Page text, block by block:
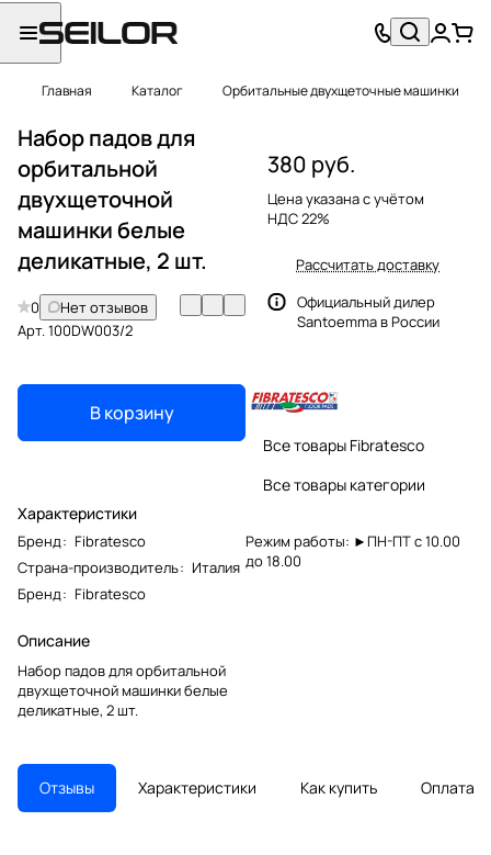
Главная Каталог Орбитальные двухщеточные машинки
Набор падов для
орбитальной
двухщеточной
машинки белые
деликатные, 2 шт.
0
Нет отзывов
Арт.100DW003/2
В корзину
Характеристики
Бренд: Fibratesco
Страна-производитель: Италия
Бренд: Fibratesco
Описание
Набор падов для орбитальной
двухщеточной машинки белые
деликатные, 2 шт.
380 руб.
Цена указана с учётом
НДС 22%
Рассчитать доставку
Официальный дилер
Santoemma в России
Все товары Fibratesco
Все товары категории
Режим работы: ►ПН-ПТ с 10.00
до 18.00
Отзывы Характеристики Как купить Оплата